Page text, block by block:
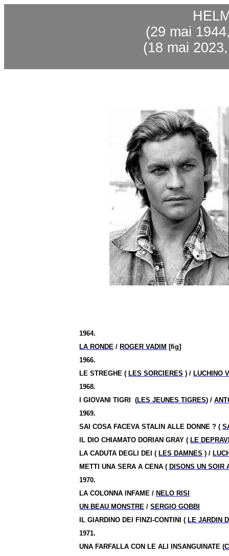
(29 mai
(18 mai
1964.
LA RONDE / ROGER VADIM [fig]
1966.
LE STREGHE ( LES SORCIERES ) / LUCHINO
1968.
I GIOVANI TIGRI
(LES JEUNES TIGRES) /
1969.
SAI COSA FACEVA STALIN ALLE DONNE ?(
IL DIO CHIAMATO DORIAN GRAY ( LE
LA CADUTA DEGLI DEI ( LES DAMNES ) /
METTI UNA SERA A CENA ( DISONS UN SOIR
1970.
LA COLONNA INFAME / NELO RISI
UN BEAU MONSTRE /SERGIO GOBBI
IL GIARDINO DEI FINZI-CONTINI ( LE JARDIN
1971.
UNA FARFALLA CON LE ALI INSANGUINATE (